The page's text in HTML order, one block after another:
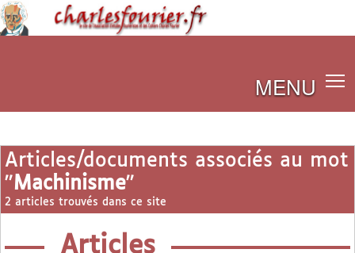
MENU
Articles/documents associés au mot
"Machinisme"
2 articles trouvés dans ce site
Articles